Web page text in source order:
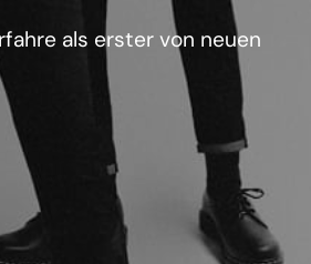
als erster von neuen